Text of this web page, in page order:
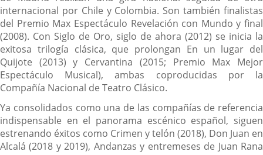
internacional por Chile y Colombia. Son también finalistas
del Premio Max Espectáculo Revelación con Mundo y final
(2008). Con Siglo de Oro, siglo de ahora (2012) se inicia la
exitosa trilogía clásica, que prolongan En un lugar del
Quijote (2013) y Cervantina (2015; Premio Max Mejor
Espectáculo Musical), ambas coproducidas por la
Compañía Nacional de Teatro Clásico.
Ya consolidados como una de las compañías de referencia
indispensable en el panorama escénico español, siguen
estrenando éxitos como Crimen y telón (2018), Don Juan en
Alcalá (2018 y 2019), Andanzas y entremeses de Juan Rana